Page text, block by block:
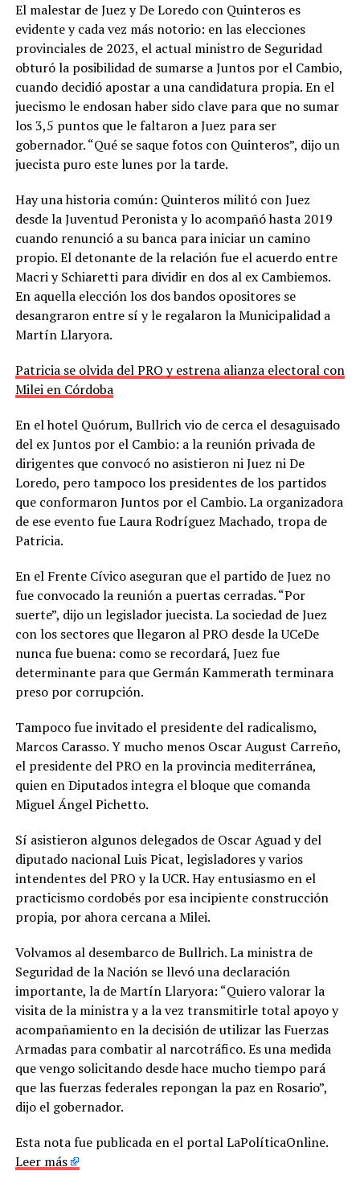
El malestar de Juez y De Loredo con Quinteros es
evidente y cada vez más notorio: en las elecciones
provinciales de 2023, el actual ministro de Seguridad
obturó la posibilidad de sumarse a Juntos por el Cambio,
cuando decidió apostar a una candidatura propia. En el
juecismo le endosan haber sido clave para que no sumar
los 3,5 puntos que le faltaron a Juez para ser
gobernador. “Qué se saque fotos con Quinteros”, dijo un
juecista puro este lunes por la tarde.
Hay una historia común: Quinteros militó con Juez
desde la Juventud Peronista y lo acompañó hasta 2019
cuando renunció a su banca para iniciar un camino
propio. El detonante de la relación fue el acuerdo entre
Macri y Schiaretti para dividir en dos al ex Cambiemos.
En aquella elección los dos bandos opositores se
desangraron entre sí y le regalaron la Municipalidad a
Martín Llaryora.
Patricia se olvida del PRO y estrena alianza electoral con
Milei en Córdoba
En el hotel Quórum, Bullrich vio de cerca el desaguisado
del ex Juntos por el Cambio: a la reunión privada de
dirigentes que convocó no asistieron ni Juez ni De
Loredo, pero tampoco los presidentes de los partidos
que conformaron Juntos por el Cambio. La organizadora
de ese evento fue Laura Rodríguez Machado, tropa de
Patricia.
En el Frente Cívico aseguran que el partido de Juez no
fue convocado la reunión a puertas cerradas. “Por
suerte”, dijo un legislador juecista. La sociedad de Juez
con los sectores que llegaron al PRO desde la UCeDe
nunca fue buena: como se recordará, Juez fue
determinante para que Germán Kammerath terminara
preso por corrupción.
Tampoco fue invitado el presidente del radicalismo,
Marcos Carasso. Y mucho menos Oscar August Carreño,
el presidente del PRO en la provincia mediterránea,
quien en Diputados integra el bloque que comanda
Miguel Ángel Pichetto.
Sí asistieron algunos delegados de Oscar Aguad y del
diputado nacional Luis Picat, legisladores y varios
intendentes del PRO y la UCR. Hay entusiasmo en el
practicismo cordobés por esa incipiente construcción
propia, por ahora cercana a Milei.
Volvamos al desembarco de Bullrich. La ministra de
Seguridad de la Nación se llevó una declaración
importante, la de Martín Llaryora: “Quiero valorar la
visita de la ministra y a la vez transmitirle total apoyo y
acompañamiento en la decisión de utilizar las Fuerzas
Armadas para combatir al narcotráfico. Es una medida
que vengo solicitando desde hace mucho tiempo pará
que las fuerzas federales repongan la paz en Rosario”,
dijo el gobernador.
Esta nota fue publicada en el portal LaPolíticaOnline.
Leer más